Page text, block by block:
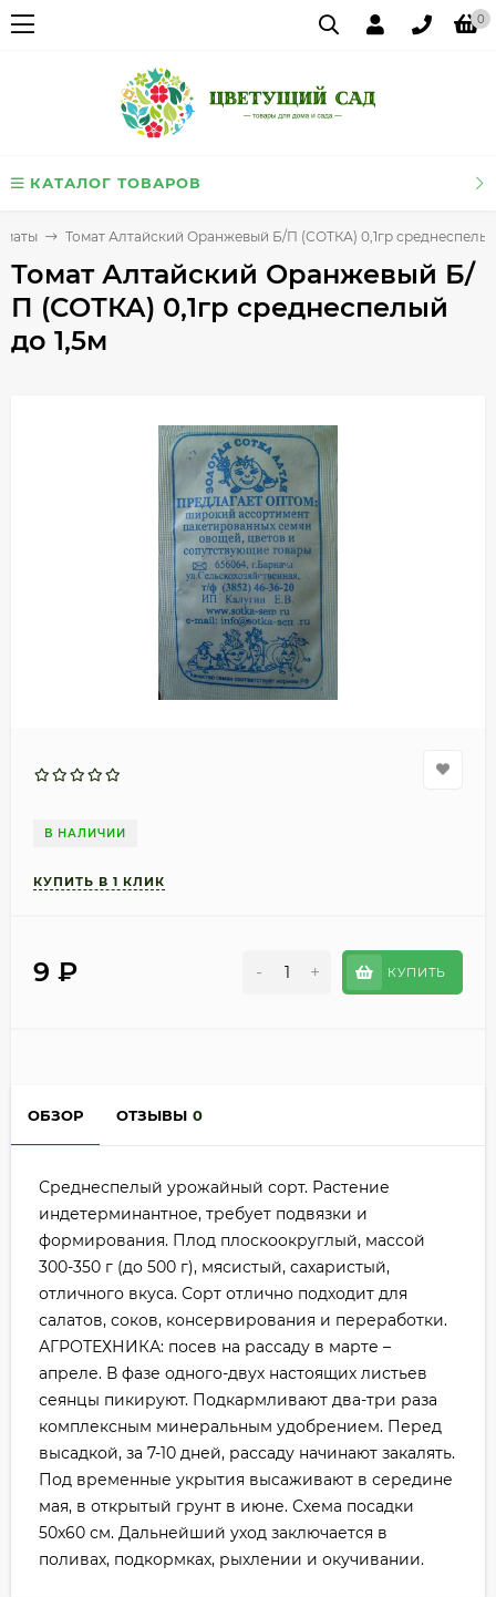
0
КАТАЛОГ ТОВАРОВ
Томат Алтайский Оранжевый Б/П (СОТКА) 0,1гр
Томат Алтайский Оранжевый Б/
П (СОТКА) 0,1гр среднеспелый
до 1,5м
В НАЛИЧИИ
9 ₽ - + КУПИТЬ
ОБЗОР ОТЗЫВЫ 0
Среднеспелый урожайный сорт. Растение
индетерминантное, требует подвязки и
формирования. Плод плоскоокруглый, массой
300-350 г (до 500 г), мясистый, сахаристый,
отличного вкуса. Сорт отлично подходит для
салатов, соков, консервирования и переработки.
АГРОТЕХНИКА: посев на рассаду в марте –
апреле. В фазе одного-двух настоящих листьев
сеянцы пикируют. Подкармливают два-три раза
комплексным минеральным удобрением. Перед
высадкой, за 7-10 дней, рассаду начинают закалять.
Под временные укрытия высаживают в середине
мая, в открытый грунт в июне. Схема посадки
50x60 см. Дальнейший уход заключается в
поливах, подкормках, рыхлении и окучивании.